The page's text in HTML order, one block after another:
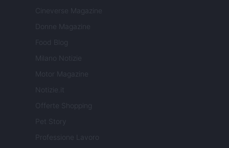
Cineverse Magazine
Donne Magazine
Food Blog
Milano Notizie
Motor Magazine
Notizie.it
Offerte Shopping
Pet Story
Professione Lavoro